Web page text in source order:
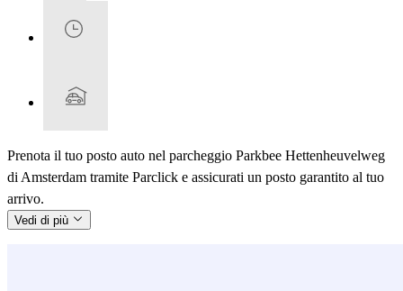
Prenota il tuo posto auto nel parcheggio Parkbee Hettenheuvelweg
di Amsterdam tramite Parclick e assicurati un posto garantito al tuo
arrivo.
Vedi di più